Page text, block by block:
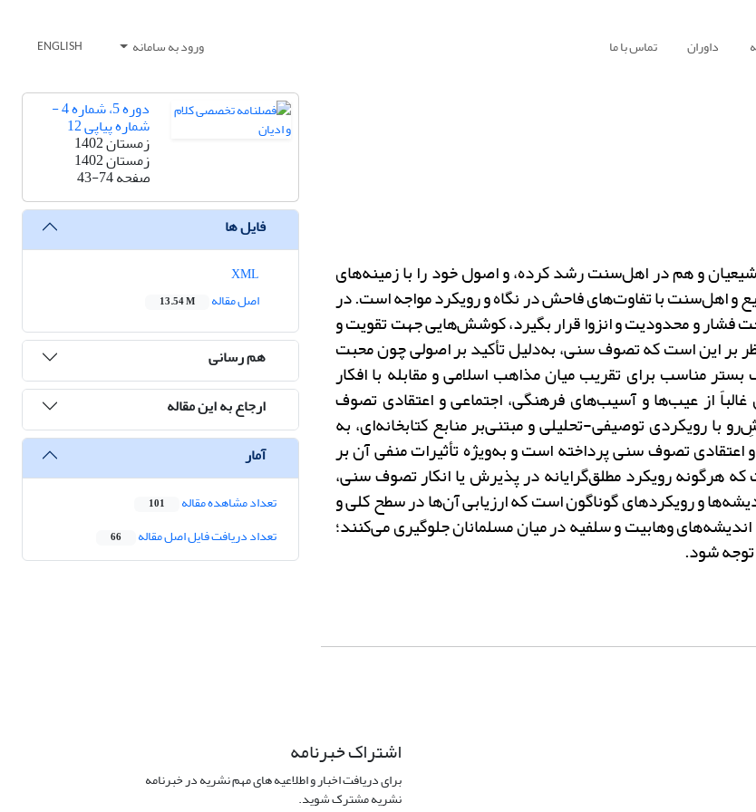
داوران تماس با ما ورود به سامانه ENGLISH
و هم در اهل‌سنت رشد کرده، و اصول خود را با زمینه‌های
و اهل‌سنت با تفاوت‌های فاحش در نگاه و رویکرد مواجه است. در
و محدودیت و انزوا قرار بگیرد، کوشش‌هایی جهت تقویت و
این است که تصوف سنی، به‌دلیل تأکید بر اصولی چون محبت
مناسب برای تقریب میان مذاهب اسلامی و مقابله با افکار
از عیب‌ها و آسیب‌های فرهنگی، اجتماعی و اعتقادی تصوف
رو با رویکردی توصیفی-تحلیلی و مبتنی‌بر منابع کتابخانه‌ای، به
تصوف سنی پرداخته است و به‌ویژه تأثیرات منفی آن بر
هرگونه رویکرد مطلق‌گرایانه در پذیرش یا انکار تصوف سنی،
و رویکردهای گونا‌گون است که ارزیابی آنها در سطح کلی و
اندیشه‌های وهابیت و سلفیه در میان مسلمانان جلوگیری می‌کنند؛
توجه شود.
دوره 5، شماره 4 -
شماره پیاپی 12
زمستان 1402
زمستان 1402
صفحه43-74
فایل ها
اصل مقاله
13.54 M
هم رسانی
ارجاع به این مقاله
آمار
تعداد مشاهده مقاله 101
تعداد دریافت فایل اصل مقاله 66
اشتراک خبرنامه
برای دریافت اخبار و اطلاعیه های مهم نشریه در خبرنامه
نشریه مشترک شوید.